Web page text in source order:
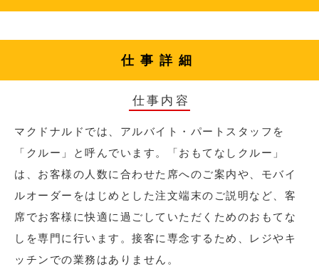
仕事詳細
仕事内容
マクドナルドでは、アルバイト・パートスタッフを
「クルー」と呼んでいます。「おもてなしクルー」
は、お客様の人数に合わせた席へのご案内や、モバイ
ルオーダーをはじめとした注文端末のご説明など、客
席でお客様に快適に過ごしていただくためのおもてな
しを専門に行います。接客に専念するため、レジやキ
ッチンでの業務はありません。